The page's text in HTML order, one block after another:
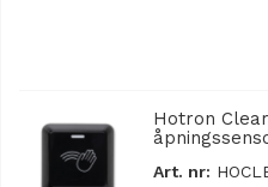
Hotron
Art. nr: